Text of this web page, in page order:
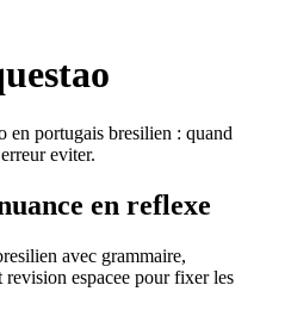
en portugais bresilien : quand
eviter.
en reflexe
avec grammaire,
espacee pour fixer les